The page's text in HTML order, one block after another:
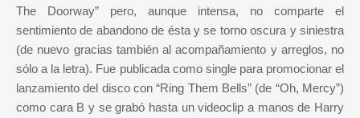
The Doorway” pero, aunque intensa, no comparte el
sentimiento de abandono de ésta y se torno oscura y siniestra
(de nuevo gracias también al acompañamiento y arreglos, no
sólo a la letra). Fue publicada como single para promocionar el
lanzamiento del disco con “Ring Them Bells” (de “Oh, Mercy”)
como cara B y se grabó hasta un videoclip a manos de Harry